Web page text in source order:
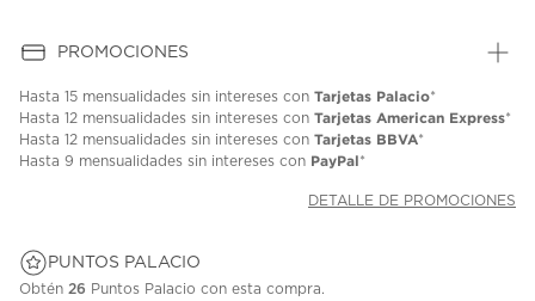
PROMOCIONES
Hasta 15 mensualidades sin intereses con Tarjetas Palacio*
Hasta 12 mensualidades sin intereses con Tarjetas American Express*
Hasta 12 mensualidades sin intereses con Tarjetas BBVA*
Hasta 9 mensualidades sin intereses con PayPal*
DETALLE DE PROMOCIONES
PUNTOS PALACIO
Obtén 26 Puntos Palacio con esta compra.